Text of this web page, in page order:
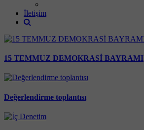
İletişim
15 TEMMUZ DEMOKRASİ BAYRAMI
Değerlendirme toplantısı